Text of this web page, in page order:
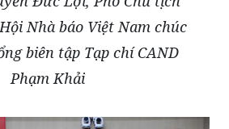
Nhà báo Việt Nam chúc
biên tập Tạp chí CAND
Phạm Khải